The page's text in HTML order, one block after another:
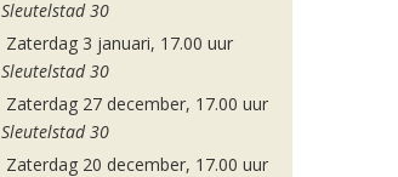
Sleutelstad 30
Zaterdag 3 januari, 17.00 uur
Sleutelstad 30
Zaterdag 27 december, 17.00 uur
Sleutelstad 30
Zaterdag 20 december, 17.00 uur